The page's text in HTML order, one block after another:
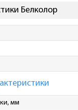
Белколор
мм